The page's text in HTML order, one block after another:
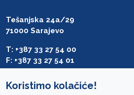
Tešanjska 24a/29
71000 Sarajevo
T: +387 33 27 54 00
F: +387 33 27 54 01
Koristimo kolačiće!